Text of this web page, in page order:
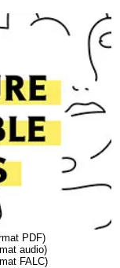
PDF)
audio)
FALC)